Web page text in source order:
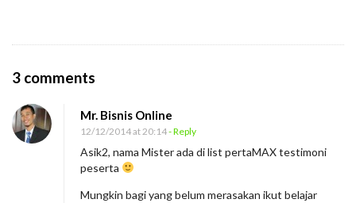
3 comments
J
n
Mr. Bisnis Online
12/12/2014 at 20:14- Reply
Asik2, nama Mister ada di list pertaMAX testimoni
peserta
Mungkin bagi yang belum merasakan ikut belajar